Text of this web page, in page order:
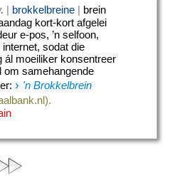
| brokkelbreine | brein
kort-kort afgelei
e-pos, ’n selfoon,
sodat die
ál moeiliker konsentreer
om samehangende
:› 'n Brokkelbrein